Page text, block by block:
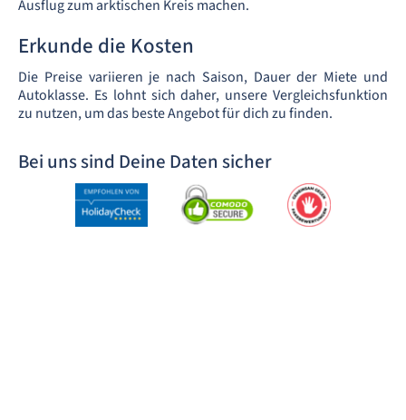
Ausflug zum arktischen Kreis machen.
Erkunde die Kosten
Die Preise variieren je nach Saison, Dauer der Miete und
Autoklasse. Es lohnt sich daher, unsere Vergleichsfunktion
zu nutzen, um das beste Angebot für dich zu finden.
Bei uns sind Deine Daten sicher